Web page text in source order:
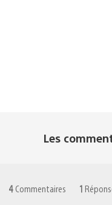
Les
4 Commentaires 1